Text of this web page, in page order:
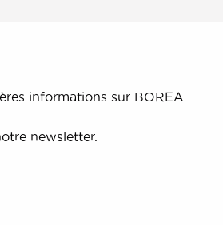
informations sur BOREA
newsletter.